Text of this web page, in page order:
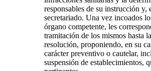
responsables de su instrucción y,
secretariado. Una vez incoados
órgano competente, les
tramitación de los mismos hasta
resolución, proponiendo, en su
carácter preventivo o cautelar,
suspensión de establecimientos,